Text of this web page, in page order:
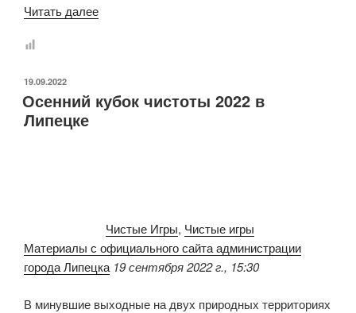
Читать далее«Итоги
Липецкой
ОПУБЛИКОВАНО
19.09.2022
Осенний кубок чистоты 2022 в
Липецке
Чистые Игры, Чистые игры
Материалы с официального сайта администрации
города Липецка 19 сентября 2022 г., 15:30
В минувшие выходные на двух природных территориях